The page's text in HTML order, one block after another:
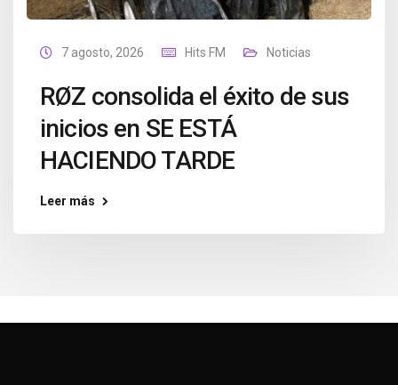
7 agosto, 2026 Hits FM Noticias
RØZ consolida el éxito de sus
inicios en SE ESTÁ
HACIENDO TARDE
Leer más